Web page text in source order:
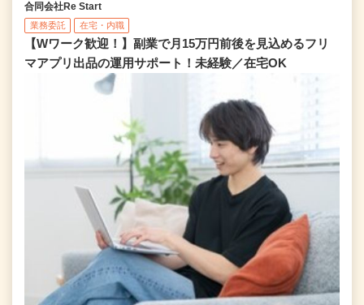
合同会社Re Start
業務委託 在宅・内職
【Wワーク歓迎！】副業で月15万円前後を見込めるフリ
マアプリ出品の運用サポート！未経験／在宅OK